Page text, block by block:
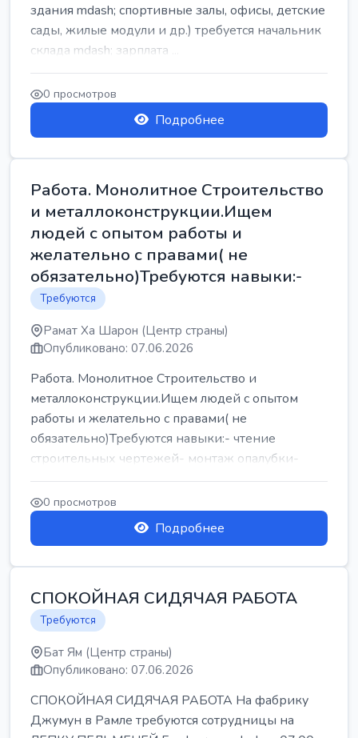
здания mdash; спортивные залы, офисы, детские
сады, жилые модули и др.) требуется начальник
склада mdash; зарплата ...
0 просмотров
Подробнее
Работа. Монолитное Строительство
и металлоконструкции.Ищем
людей с опытом работы и
желательно с правами( не
обязательно)Требуются навыки:-
Требуются
Рамат Ха Шарон (Центр страны)
Опубликовано: 07.06.2026
Работа. Монолитное Строительство и
металлоконструкции.Ищем людей с опытом
работы и желательно с правами( не
обязательно)Требуются навыки:- чтение
строительных чертежей- монтаж опалубки-
армокаркасыОпл...
0 просмотров
Подробнее
СПОКОЙНАЯ СИДЯЧАЯ РАБОТА
Требуются
Бат Ям (Центр страны)
Опубликовано: 07.06.2026
СПОКОЙНАЯ СИДЯЧАЯ РАБОТА На фабрику
Джумун в Рамле требуются сотрудницы на